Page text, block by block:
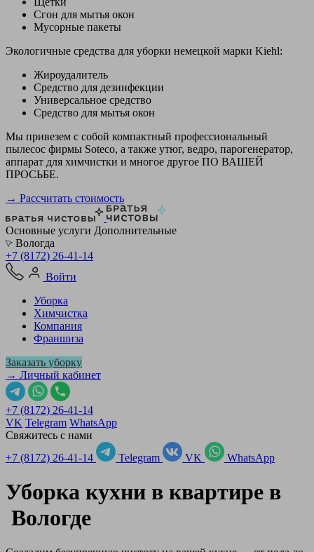
Сгон для мытья окон
Мусорные пакеты
Экологичные средства для уборки немецкой марки Kiehl:
Жироудалитель
Средство для дезинфекции
Универсальное средство
Средство для мытья окон
Мы привезем с собой компактный профессиональный
пылесос фирмы Soteco, а также утюг, ведро, парогенератор,
аппарат для химчистки и многое другое ПО ВАШЕЙ
ПРОСЬБЕ.
→ Рассчитать стоимость
Основные услуги Дополнительные
Вологда
+7 (8172) 26-41-14
Войти
Уборка
Химчистка
Компания
Франшиза
Заказать уборку
→ Личный кабинет
+7 (8172) 26-41-14
VK Telegram WhatsApp
Свяжитесь с нами
+7 (8172) 26-41-14
Telegram VK WhatsApp
Уборка кухни в квартире в
Вологде